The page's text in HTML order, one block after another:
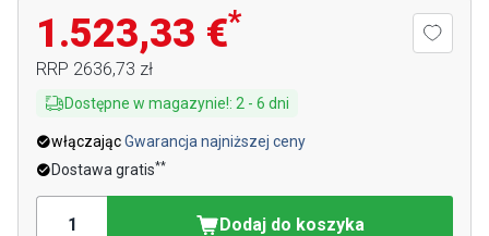
1.523,33 €*
RRP 2636,73 zł
Dostępne w magazynie!: 2 - 6 dni
włączającGwarancja najniższej ceny
Dostawa gratis**
Dodaj do koszyka